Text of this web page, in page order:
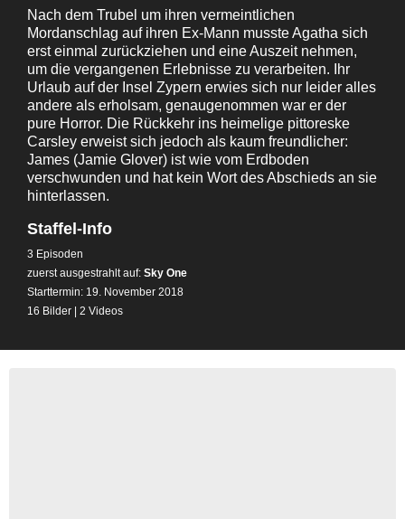
Nach dem Trubel um ihren vermeintlichen
Mordanschlag auf ihren Ex-Mann musste Agatha sich
erst einmal zurückziehen und eine Auszeit nehmen,
um die vergangenen Erlebnisse zu verarbeiten. Ihr
Urlaub auf der Insel Zypern erwies sich nur leider alles
andere als erholsam, genaugenommen war er der
pure Horror. Die Rückkehr ins heimelige pittoreske
Carsley erweist sich jedoch als kaum freundlicher:
James (Jamie Glover) ist wie vom Erdboden
verschwunden und hat kein Wort des Abschieds an sie
hinterlassen.
Staffel-Info
3 Episoden
zuerst ausgestrahlt auf: Sky One
Starttermin: 19. November 2018
16 Bilder | 2 Videos